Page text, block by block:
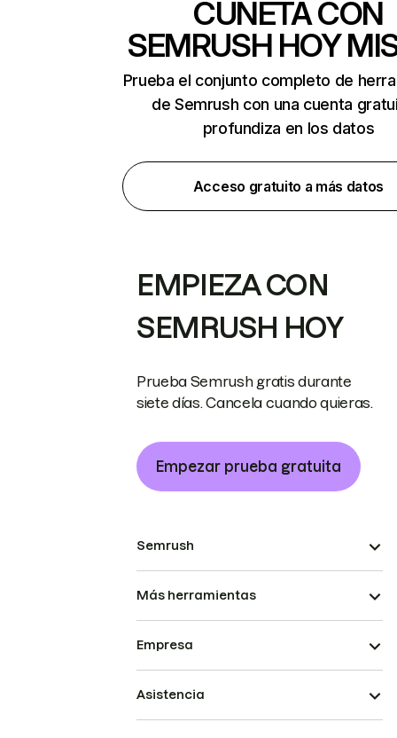
CUNETA CON
SEMRUSH HOY
Prueba el conjunto completo de
de Semrush con una cuenta
profundiza en los datos
Acceso gratuito a más datos
EMPIEZA CON
SEMRUSH HOY
Prueba Semrush gratis durante
siete días. Cancela cuando quieras.
Empezar prueba gratuita
Semrush
Más herramientas
Empresa
Asistencia